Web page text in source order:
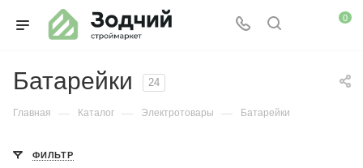
0
Батарейки 24
Главная — Каталог — Электротовары — Батарейки
ФИЛЬТР